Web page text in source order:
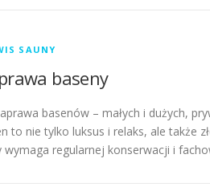
SAUNY
baseny
basenów – małych i dużych,
to nie tylko luksus i relaks, ale także
wymaga regularnej konserwacji i